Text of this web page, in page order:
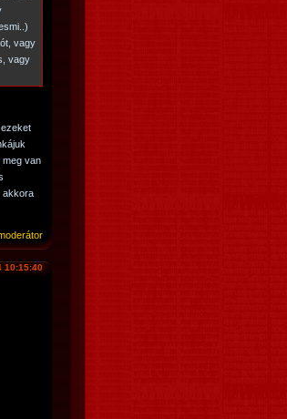
vagy
vagy
meg van
akkora
10:15:40